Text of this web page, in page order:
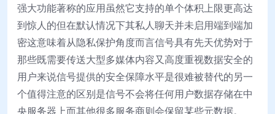
强大功能著称的应用虽然它支持的单个体积上限更高达
到惊人的但在默认情况下其私人聊天并未启用端到端加
密这意味着从隐私保护角度而言信号具有先天优势对于
那些既需要传送大型多媒体内容又高度重视数据安全的
用户来说信号提供的安全保障水平是很难被替代的另一
个值得注意的区别是信号不会将任何用户数据存储在中
央服务器上而其他很多服务商则会保留某些元数据。